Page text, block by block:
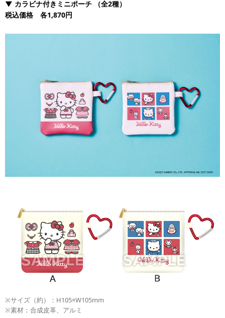
▼ カラビナ付きミニポーチ
（全2種）
税込価格 各1,870円
※サイズ（約）：H105×W105mm
※素材：合成皮革、アルミ